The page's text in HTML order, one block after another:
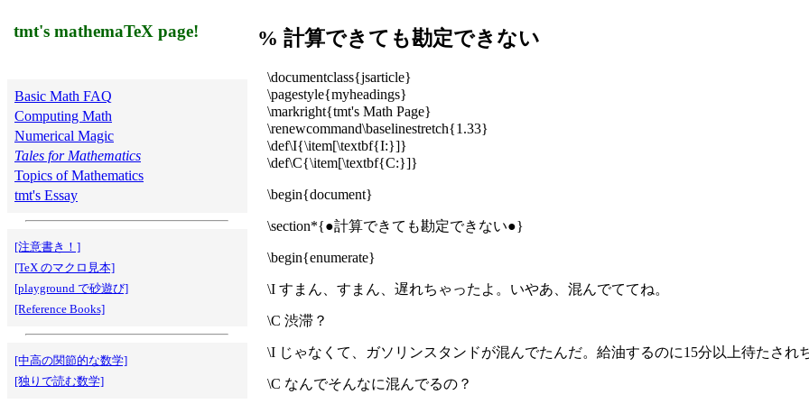
% 計算できても勘定できない
\documentclass{jsarticle}
\pagestyle{myheadings}
\markright{tmt's Math Page}
\renewcommand\baselinestretch{1.33}
\def\I{\item[\textbf{I:}]}
\def\C{\item[\textbf{C:}]}
\begin{document}
\section*{●計算できても勘定できない●}
\begin{enumerate}
\I すまん、すまん、遅れちゃったよ。いやあ、混んでててね。
\C 渋滞？
\I じゃなくて、ガソリンスタンドが混んでたんだ。給油するのに15分以上待たされ
\C なんでそんなに混んでるの？
tmt's mathemaTeX page!
Basic Math FAQ
Computing Math
Numerical Magic
Tales for Mathematics
Topics of Mathematics
tmt's Essay
[注意書き！]
[TeX のマクロ見本]
[playground で砂遊び]
[Reference Books]
[中高の関節的な数学]
[独りで読む数学]